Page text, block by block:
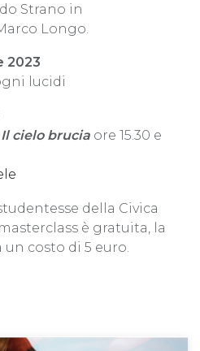
Strano in
Longo.
2023
lucidi
cielo brucia ore 15.30 e
della Civica
è gratuita, la
costo di 5 euro.